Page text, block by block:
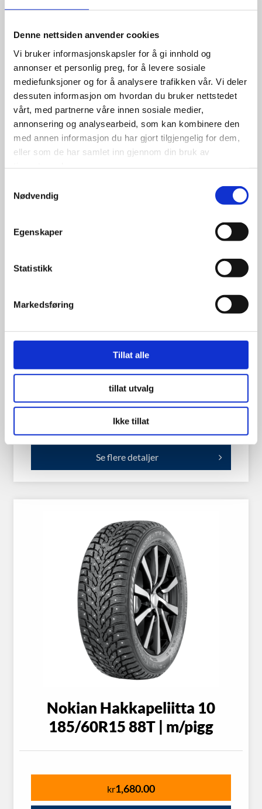
Denne nettsiden anvender cookies
Vi bruker informasjonskapsler for å gi innhold og
annonser et personlig preg, for å levere sosiale
mediefunksjoner og for å analysere trafikken vår. Vi deler
dessuten informasjon om hvordan du bruker nettstedet
vårt, med partnerne våre innen sosiale medier,
annonsering og analysearbeid, som kan kombinere den
med annen informasjon du har gjort tilgjengelig for dem,
eller som de har samlet inn gjennom din bruk av
Nødvendig
Egenskaper
Statistikk
Markedsføring
Tillat alle
tillat utvalg
Ikke tillat
Landsail Ice Star 185/65R14 86T
| m/pigg
Dynamo snow 185/55R15 86T |
m/Pigg
kr998.00
Se flere detaljer
Nokian Hakkapeliitta 10
185/60R15 88T | m/pigg
kr1,680.00